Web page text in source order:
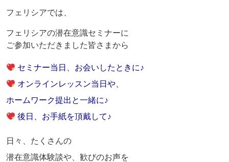
フェリシアでは、
フェリシアの潜在意識セミナーに
ご参加いただきました皆さまから
セミナー当日、お会いしたときに♪
オンラインレッスン当日や、
ホームワーク提出と一緒に♪
後日、お手紙を頂戴して♪
日々、たくさんの
潜在意識体験談や、歓びのお声を